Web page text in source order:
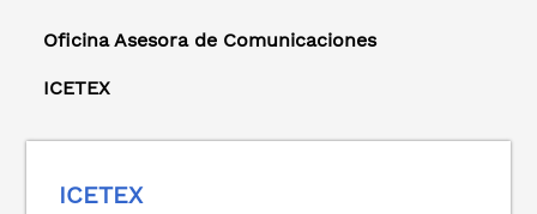
Oficina Asesora de Comunicaciones
ICETEX
ICETEX